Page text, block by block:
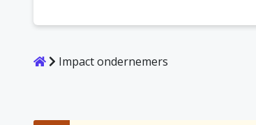
HomeImpact ondernemers